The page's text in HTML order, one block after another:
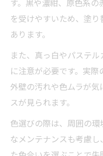
を受けやすいため、塗
あります。
また、真っ白やパステ
に注意が必要です。実
外壁の汚れや色ムラが
スが見られます。
色選びの際は、周囲の
なメンテナンスも考慮